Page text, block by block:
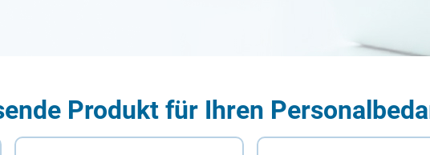
Produkt für Ihren